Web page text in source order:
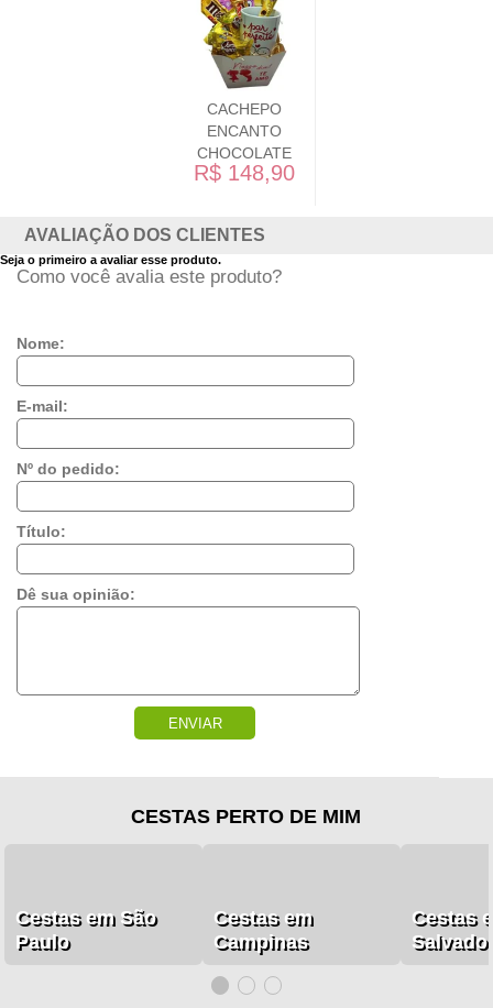
CACHEPO
ENCANTO
CHOCOLATE
R$ 148,90
AVALIAÇÃO DOS CLIENTES
Seja o primeiro a avaliar esse produto.
Como você avalia este produto?
Nome:
E-mail:
Nº do pedido:
Título:
Dê sua opinião:
ENVIAR
CESTAS PERTO DE MIM
Cestas em São
Paulo
Cestas em
Campinas
Cestas